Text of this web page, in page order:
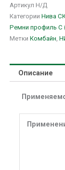
Артикул Н/Д
Категории Нива
Ремни профиль C
Метки Комбайн,
Описание